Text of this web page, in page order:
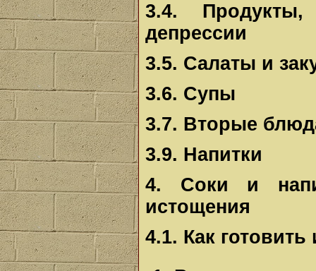
3.4.
депрессии
3.5. Салаты и
3.6. Супы
3.7. Вторые
3.9. Напитки
4. Соки и
истощения
4.1. Как готовить